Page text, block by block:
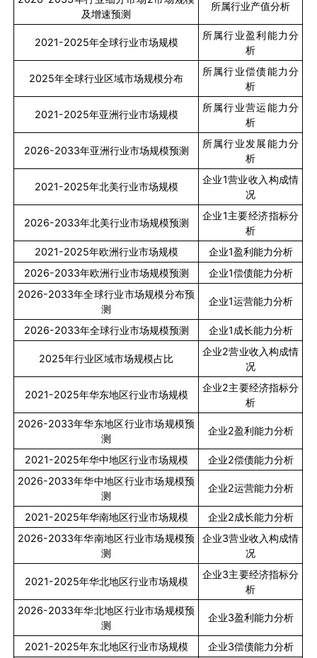
及增速预测
所属行业产值分析
2021-2025年全球行业市场规模
所属行业盈利能力分
析
2025年全球行业区域市场规模分布
所属行业偿债能力分
析
2021-2025年亚洲行业市场规模
所属行业营运能力分
析
2026-2033年亚洲行业市场规模预测
所属行业发展能力分
析
2021-2025年北美行业市场规模
企业1营业收入构成情
况
2026-2033年北美行业市场规模预测
企业1主要经济指标分
析
2021-2025年欧洲行业市场规模 企业1盈利能力分析
2026-2033年欧洲行业市场规模预测 企业1偿债能力分析
2026-2033年全球行业市场规模分布预
测
企业1运营能力分析
2026-2033年全球行业市场规模预测 企业1成长能力分析
2025年行业区域市场规模占比
企业2营业收入构成情
况
2021-2025年华东地区行业市场规模
企业2主要经济指标分
析
2026-2033年华东地区行业市场规模预
测
企业2盈利能力分析
2021-2025年华中地区行业市场规模 企业2偿债能力分析
2026-2033年华中地区行业市场规模预
测
企业2运营能力分析
2021-2025年华南地区行业市场规模 企业2成长能力分析
2026-2033年华南地区行业市场规模预
测
企业3营业收入构成情
况
2021-2025年华北地区行业市场规模
企业3主要经济指标分
析
2026-2033年华北地区行业市场规模预
测
企业3盈利能力分析
2021-2025年东北地区行业市场规模 企业3偿债能力分析